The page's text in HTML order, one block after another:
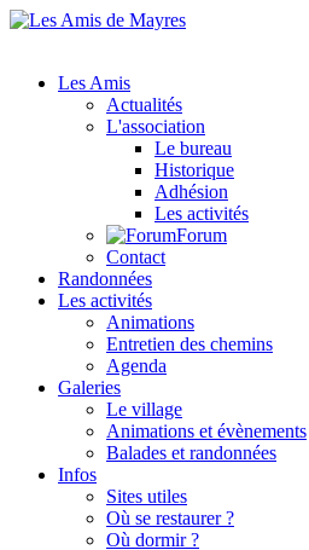
Les Amis
Actualités
L'association
Le bureau
Historique
Adhésion
Les activités
Forum
Contact
Randonnées
Les activités
Animations
Entretien des chemins
Agenda
Galeries
Le village
Animations et évènements
Balades et randonnées
Infos
Sites utiles
Où se restaurer ?
Où dormir ?